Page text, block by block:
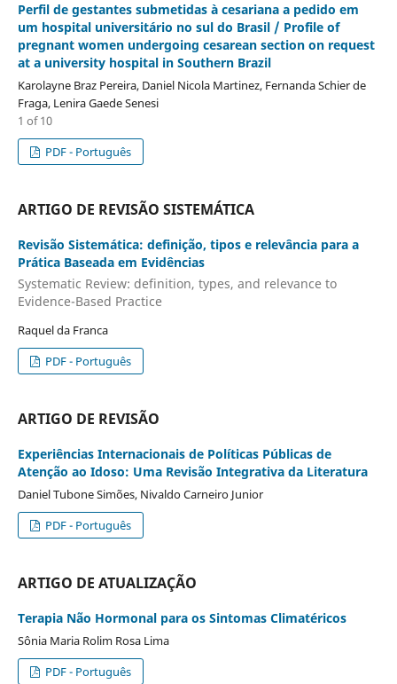
Perfil de gestantes submetidas à cesariana a pedido em
um hospital universitário no sul do Brasil / Profile of
pregnant women undergoing cesarean section on request
at a university hospital in Southern Brazil
Karolayne Braz Pereira, Daniel Nicola Martinez, Fernanda Schier de
Fraga, Lenira Gaede Senesi
1 of 10
PDF - Português
ARTIGO DE REVISÃO SISTEMÁTICA
Revisão Sistemática: definição, tipos e relevância para a
Prática Baseada em Evidências
Systematic Review: definition, types, and relevance to
Evidence-Based Practice
Raquel da Franca
PDF - Português
ARTIGO DE REVISÃO
Experiências Internacionais de Políticas Públicas de
Atenção ao Idoso: Uma Revisão Integrativa da Literatura
Daniel Tubone Simões, Nivaldo Carneiro Junior
PDF - Português
ARTIGO DE ATUALIZAÇÃO
Terapia Não Hormonal para os Sintomas Climatéricos
Sônia Maria Rolim Rosa Lima
PDF - Português